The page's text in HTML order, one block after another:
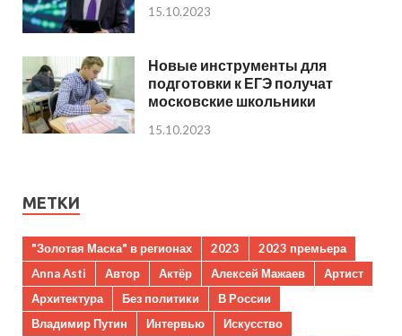
15.10.2023
Новые инструменты для
подготовки к ЕГЭ получат
московские школьники
15.10.2023
МЕТКИ
"Золотая Маска" в регионах 2023
2023 премьера
Anna Asti
Автор Актёр Алексей Мажаев
Артист
Архитектура
Без политики
В России
Владимир Путин
Интервью
Искусство